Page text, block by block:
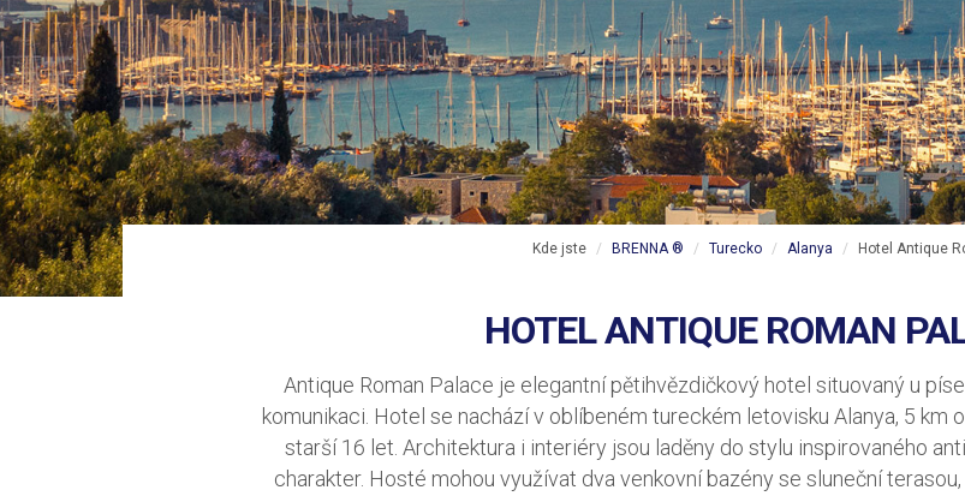
Kde jste BRENNA ® Turecko Alanya Hotel Antique
HOTEL ANTIQUE ROMAN
Antique Roman Palace je elegantní pětihvězdičkový hotel situovaný u
komunikaci. Hotel se nachází v oblíbeném tureckém letovisku Alanya, 5 km
starší 16 let. Architektura i interiéry jsou laděny do stylu inspirovaného
charakter. Hosté mohou využívat dva venkovní bazény se sluneční